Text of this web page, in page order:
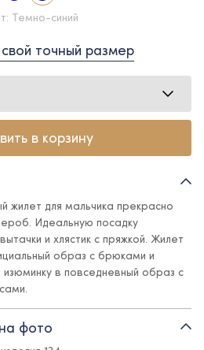
Темно-синий
точный размер
в корзину
жилет для мальчика прекрасно
Идеальную посадку
и хлястик с пряжкой. Жилет
образ с брюками и
в повседневный образ с
фото